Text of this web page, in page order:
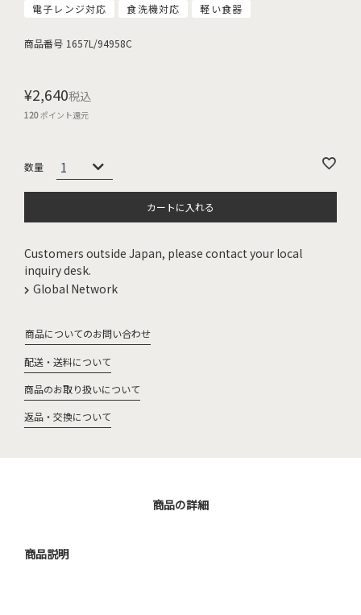
電子レンジ対応 食洗機対応 軽い食器
商品番号 1657L/94958C
¥2,640税込
120ポイント還元
カートに入れる
Customers outside Japan, please contact your local
inquiry desk.
Global Network
商品についてのお問い合わせ
配送・送料について
商品のお取り扱いについて
返品・交換について
商品の詳細
商品説明